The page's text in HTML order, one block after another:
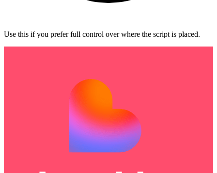
Use this if you prefer full control over where the script is placed.